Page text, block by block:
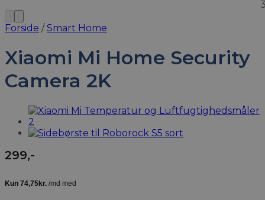
Forside / Smart Home
Xiaomi Mi Home Security
Camera 2K
299,-